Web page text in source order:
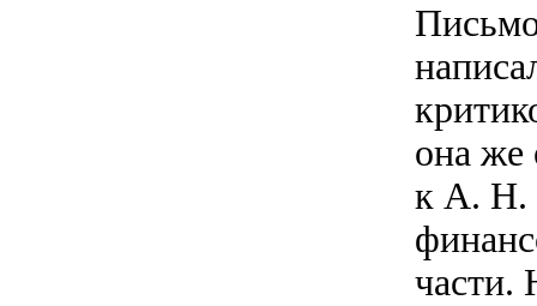
она же
к А. Н.
части.